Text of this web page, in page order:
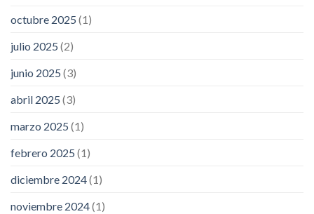
octubre 2025 (1)
julio 2025 (2)
junio 2025 (3)
abril 2025 (3)
marzo 2025 (1)
febrero 2025 (1)
diciembre 2024(1)
noviembre 2024(1)